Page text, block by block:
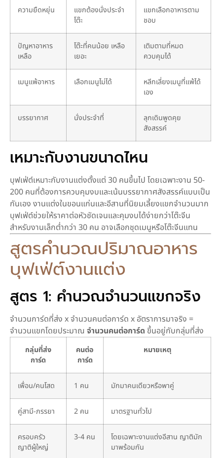
ความยืดหยุ่น
แขกต้องนั่งประจำ
โต๊ะ
แขกเลือกอาหารตาม
ชอบ
ปัญหาอาหาร
เหลือ
โต๊ะที่คนน้อย เหลือ
เยอะ
เติมตามที่หมด
ควบคุมได้
เมนูแพ้อาหาร เลือกเมนูไม่ได้
หลีกเลี่ยงเมนูที่แพ้ได้
เอง
บรรยากาศ นั่งประจำที่
ลุกเดินพูดคุย
สังสรรค์
เหมาะกับงานขนาดไหน
บุฟเฟ่ต์เหมาะกับงานแต่งตั้งแต่ 30 คนขึ้นไป โดยเฉพาะงาน 50-
200 คนที่ต้องการควบคุมงบและเน้นบรรยากาศสังสรรค์แบบเป็น
กันเอง งานแต่งในขอนแก่นและอีสานที่นิยมเลี้ยงแขกจำนวนมาก
บุฟเฟ่ต์ช่วยให้ราคาต่อหัวชัดเจนและคุมงบได้ง่ายกว่าโต๊ะจีน
สำหรับงานเล็กต่ำกว่า 30 คน อาจเลือกชุดเมนูหรือโต๊ะจีนแทน
สูตรคำนวณปริมาณอาหาร
บุฟเฟ่ต์งานแต่ง
สูตร 1: คำนวณจำนวนแขกจริง
จำนวนการ์ดที่ส่ง x จำนวนคนต่อการ์ด x อัตราการมาจริง =
จำนวนแขกโดยประมาณ จำนวนคนต่อการ์ด ขึ้นอยู่กับกลุ่มที่ส่ง
กลุ่มที่ส่ง
การ์ด
คนต่อ
การ์ด
หมายเหตุ
เพื่อน/คนโสด 1 คน มักมาคนเดียวหรือพาคู่
คู่สามี-ภรรยา 2 คน มาตรฐานทั่วไป
ครอบครัว
ญาติผู้ใหญ่
3-4 คน
โดยเฉพาะงานแต่งอีสาน ญาติมัก
มาพร้อมกัน